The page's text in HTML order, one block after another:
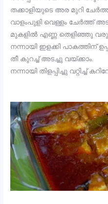
തക്കാളിയുടെ അര മുറി
വാളംപുളി വെള്ളം ചേർത്ത്
മുകളിൽ എണ്ണ തെളിഞ്ഞു
നന്നായി ഇളക്കി പാകത്തിന്
തീ കുറച്ച് അടച്ചു വയ്ക്കാം.
നന്നായി തിളപ്പിച്ചു വറ്റിച്ച്